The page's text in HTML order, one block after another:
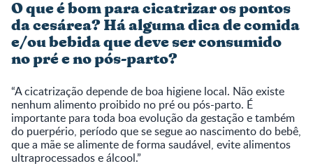
O que é bom para cicatrizar os pontos
da cesárea? Há alguma dica de comida
e/ou bebida que deve ser consumido
no pré e no pós-parto?
“A cicatrização depende de boa higiene local. Não existe
nenhum alimento proibido no pré ou pós-parto. É
importante para toda boa evolução da gestação e também
do puerpério, período que se segue ao nascimento do bebê,
que a mãe se alimente de forma saudável, evite alimentos
ultraprocessados e álcool.”